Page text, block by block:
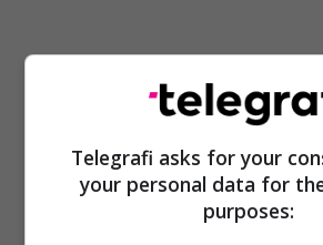
Telegrafi asks for your
your personal data for
purposes: